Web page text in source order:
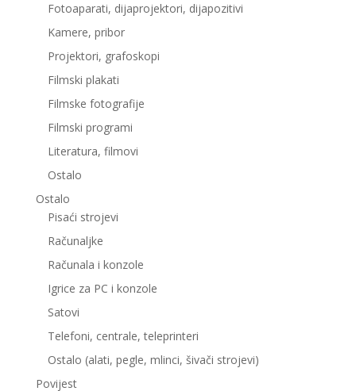
Fotoaparati, dijaprojektori, dijapozitivi
Kamere, pribor
Projektori, grafoskopi
Filmski plakati
Filmske fotografije
Filmski programi
Literatura, filmovi
Ostalo
Ostalo
Pisaći strojevi
Računaljke
Računala i konzole
Igrice za PC i konzole
Satovi
Telefoni, centrale, teleprinteri
Ostalo (alati, pegle, mlinci, šivači strojevi)
Povijest